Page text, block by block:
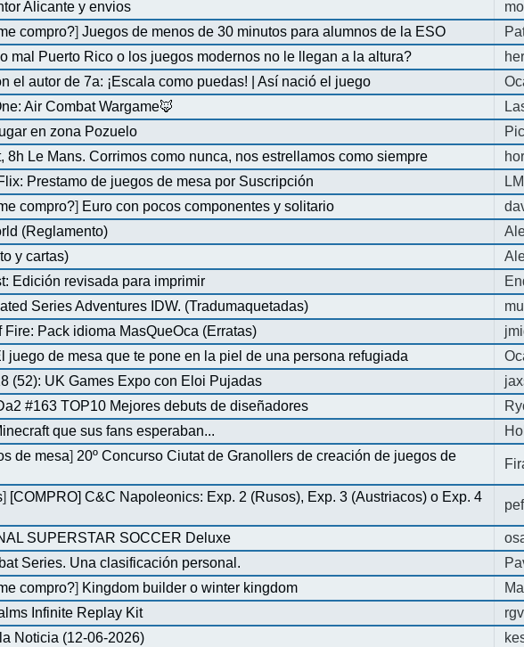
Alicante y envios
compro?]Juegos de menos de 30 minutos para alumnos de la ESO
mal Puerto Rico o los juegos modernos no le llegan a la altura?
el autor de 7a: ¡Escala como puedas! | Así nació el juego
Air Combat Wargame🦊
en zona Pozuelo
8h Le Mans. Corrimos como nunca, nos estrellamos como siempre
Prestamo de juegos de mesa por Suscripción
compro?] Euro con pocos componentes y solitario
(Reglamento)
y cartas)
Edición revisada para imprimir
Series Adventures IDW. (Tradumaquetadas)
Fire: Pack idioma MasQueOca (Erratas)
juego de mesa que te pone en la piel de una persona refugiada
(52): UK Games Expo con Eloi Pujadas
#163 TOP10 Mejores debuts de diseñadores
que sus fans esperaban...
de mesa] 20º Concurso Ciutat de Granollers de creación de juegos de
] [COMPRO] C&C Napoleonics: Exp. 2 (Rusos), Exp. 3 (Austriacos) o Exp. 4
SUPERSTAR SOCCER Deluxe
Series. Una clasificación personal.
compro?] Kingdom builder o winter kingdom
Infinite Replay Kit
Noticia (12-06-2026)